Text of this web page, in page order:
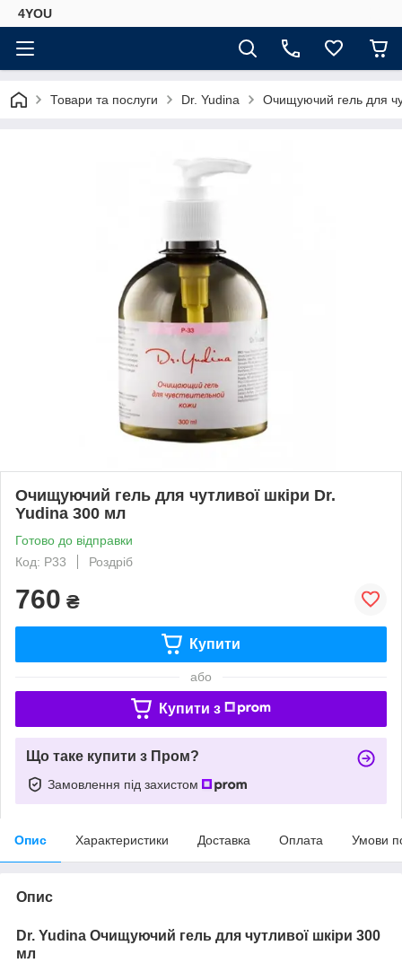
4YOU
Товари та послуги Dr. Yudina Очищуючий гель для
Очищуючий гель для чутливої шкіри Dr.
Yudina 300 мл
Готово до відправки
Код: P33
Роздріб
760 ₴
Купити
або
Купити з
Що таке купити з Пром?
Замовлення під захистом
Опис Характеристики Доставка Оплата Умови
Опис
Dr. Yudina Очищуючий гель для чутливої шкіри 300
мл